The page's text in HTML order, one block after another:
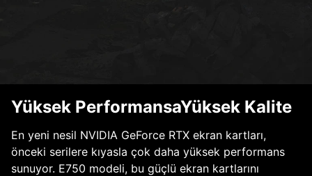
Yüksek PerformansaYüksek Kalite
En yeni nesil NVIDIA GeForce RTX ekran kartları,
önceki serilere kıyasla çok daha yüksek performans
sunuyor. E750 modeli, bu güçlü ekran kartlarını